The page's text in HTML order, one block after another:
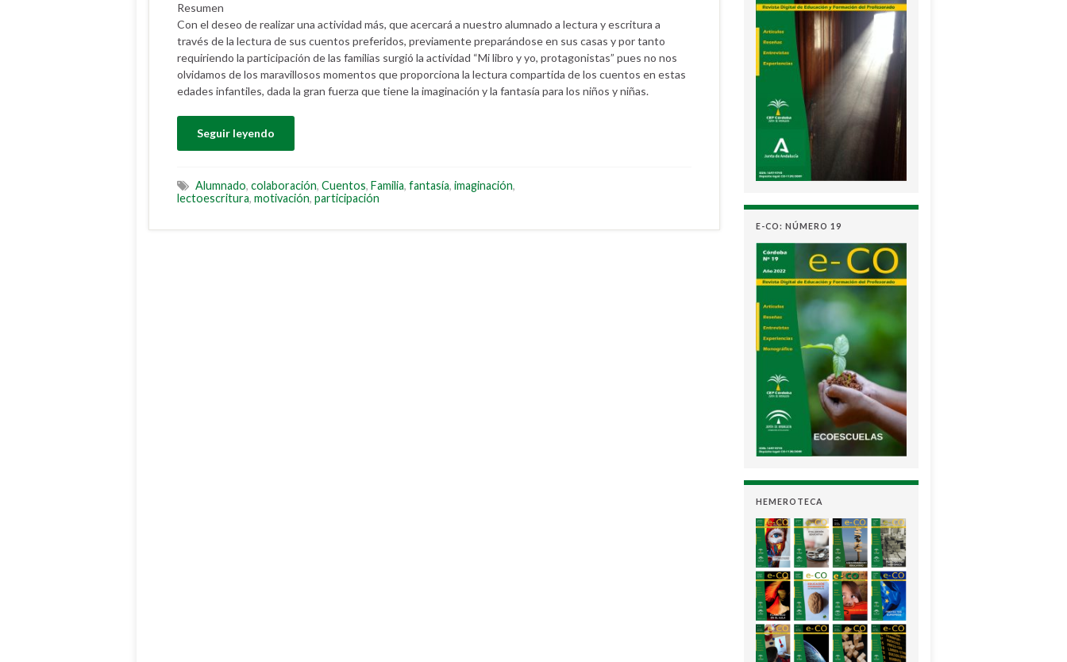
Resumen
Con el deseo de realizar una actividad más, que acercará a nuestro alumnado a lectura y escritura a
través de la lectura de sus cuentos preferidos, previamente preparándose en sus casas y por tanto
requiriendo la participación de las familias surgió la actividad “Mi libro y yo, protagonistas” pues no nos
olvidamos de los maravillosos momentos que proporciona la lectura compartida de los cuentos en estas
edades infantiles, dada la gran fuerza que tiene la imaginación y la fantasía para los niños y niñas.
Seguir leyendo
Alumnado, colaboración, Cuentos, Familia, fantasía, imaginación,
lectoescritura, motivación, participación
E-CO: NÚMERO 19
HEMEROTECA